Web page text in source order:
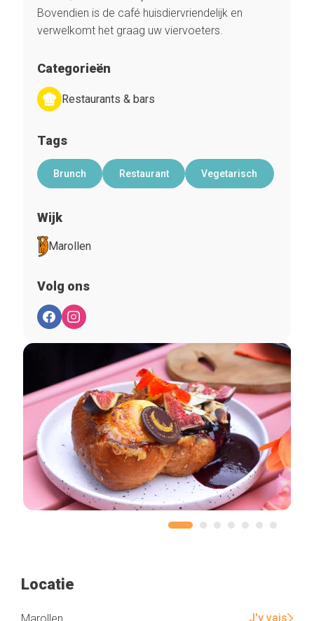
Bovendien is de café huisdiervriendelijk en
verwelkomt het graag uw viervoeters.
Categorieën
Restaurants & bars
Tags
Brunch Restaurant Vegetarisch
Wijk
Marollen
Volg ons
Locatie
Marollen J'y vais